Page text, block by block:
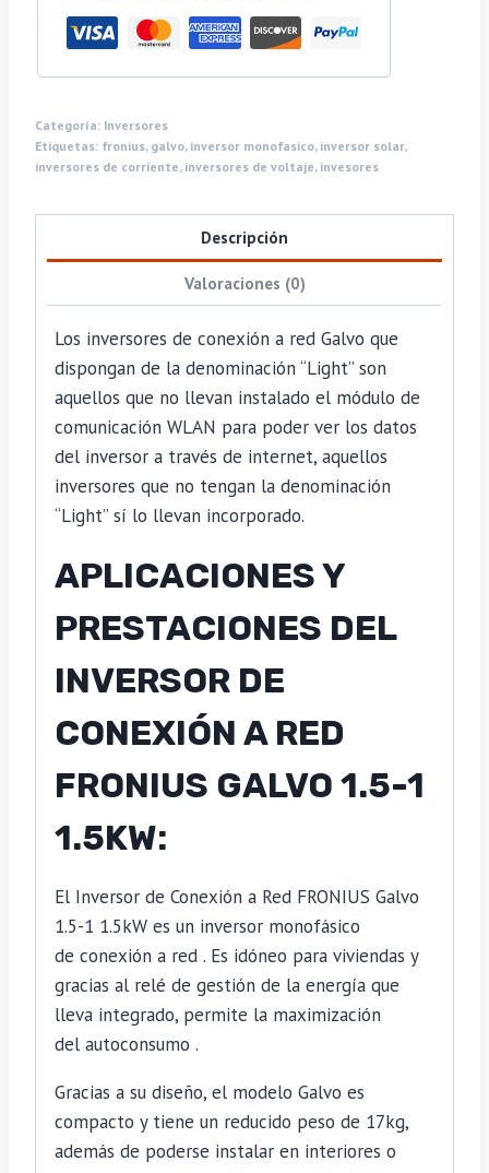
Categoría: Inversores
Etiquetas: fronius, galvo, inversor monofasico, inversor solar,
inversores de corriente, inversores de voltaje, invesores
Descripción
Valoraciones (0)
Los inversores de conexión a red Galvo que
dispongan de la denominación “Light” son
aquellos que no llevan instalado el módulo de
comunicación WLAN para poder ver los datos
del inversor a través de internet, aquellos
inversores que no tengan la denominación
“Light” sí lo llevan incorporado.
APLICACIONES Y
PRESTACIONES DEL
INVERSOR DE
CONEXIÓN A RED
FRONIUS GALVO 1.5-1
1.5KW:
El Inversor de Conexión a Red FRONIUS Galvo
1.5-1 1.5kW es un inversor monofásico
de conexión a red . Es idóneo para viviendas y
gracias al relé de gestión de la energía que
lleva integrado, permite la maximización
del autoconsumo .
Gracias a su diseño, el modelo Galvo es
compacto y tiene un reducido peso de 17kg,
además de poderse instalar en interiores o